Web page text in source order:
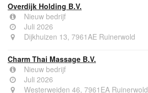
Overdijk Holding B.V.
Nieuw bedrijf
Juli 2026
Dijkhuizen 13, 7961AE Ruinerwold
Charm Thai Massage B.V.
Nieuw bedrijf
Juli 2026
Westerweiden 46, 7961EA Ruinerwold